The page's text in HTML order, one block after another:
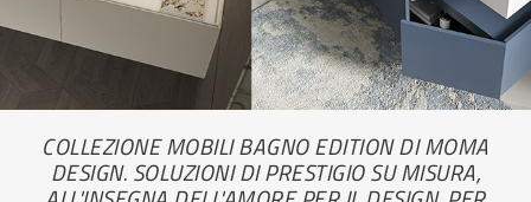
COLLEZIONE MOBILI BAGNO EDITION DI MOMA
DESIGN. SOLUZIONI DI PRESTIGIO SU MISURA,